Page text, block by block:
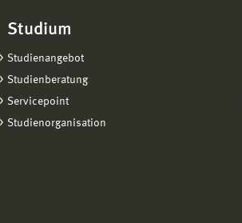
Studium
Studienangebot
Studienberatung
Servicepoint
Studienorganisation